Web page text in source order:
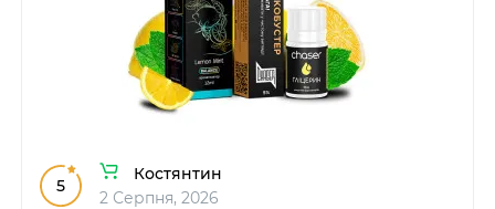
5
Костянтин
2 Серпня, 2026